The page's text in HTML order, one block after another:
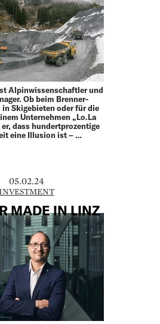
Alpinwissenschaftler und
Ob beim Brenner-
Skigebieten oder für die
Unternehmen „Lo.La
dass hundertprozentige
eine Illusion ist – …
05.02.24
MADE IN LINZ